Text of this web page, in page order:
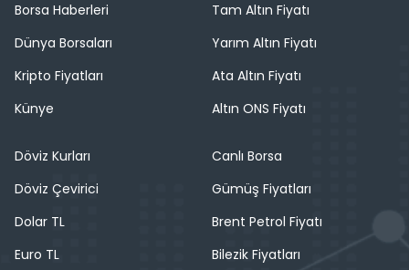
Borsa Haberleri
Dünya Borsaları
Kripto Fiyatları
Künye
Tam Altın Fiyatı
Yarım Altın Fiyatı
Ata Altın Fiyatı
Altın ONS Fiyatı
Döviz Kurları
Döviz Çevirici
Dolar TL
Euro TL
Canlı Borsa
Gümüş Fiyatları
Brent Petrol Fiyatı
Bilezik Fiyatları